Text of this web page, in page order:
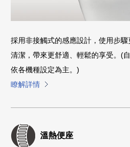
採用非接觸式的感應設計，使用步
清潔，帶來更舒適、輕鬆的享受。(
依各機種設定為主。)
瞭解詳情
溫熱便座